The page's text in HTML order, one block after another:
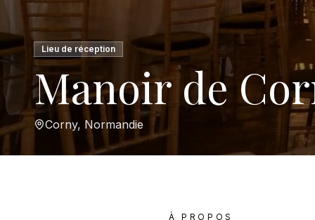
Lieu de réception
Manoir de
Corny, Normandie
À PROPOS